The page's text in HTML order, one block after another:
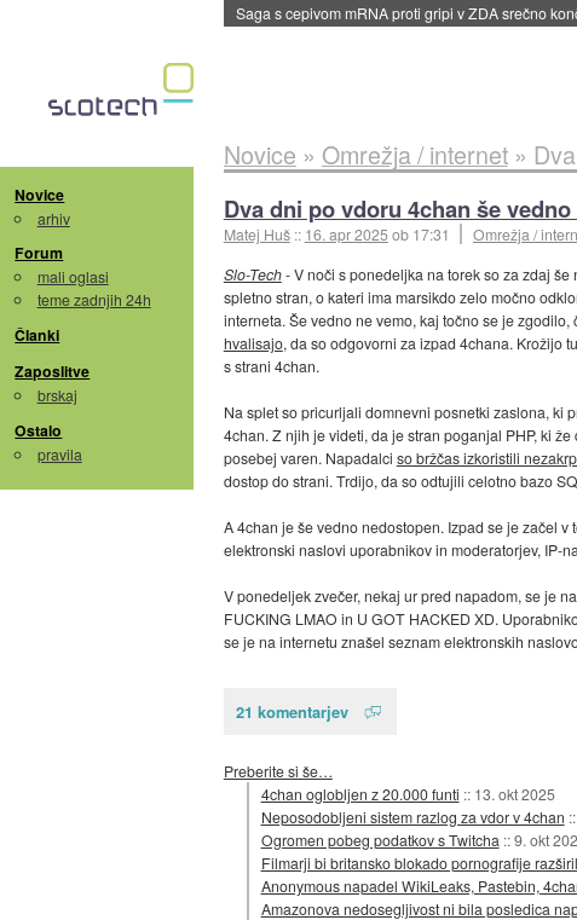
BMW v vozilih začel predvajati reklame::danes ob
Novice
arhiv
Forum
mali oglasi
teme zadnjih 24h
Članki
Zaposlitve
brskaj
Ostalo
pravila
Novice » Omrežja / internet»
Dva dni po vdoru 4chan še
Matej Huš :: 16. apr 2025ob 17:31
Omrežja /
Slo-Tech- V noči s ponedeljka na torek so za zdaj
spletno stran, o kateri ima marsikdo zelo močno
interneta. Še vedno ne vemo, kaj točno se je
hvalisajo, da so odgovorni za izpad 4chana. Krožijo
s strani 4chan.
Na splet so pricurljali domnevni posnetki zaslona, ki
4chan. Z njih je videti, da je stran poganjal PHP, ki
posebej varen. Napadalci so bržčas izkoristili
dostop do strani. Trdijo, da so odtujili celotno bazo
A 4chan je še vedno nedostopen. Izpad se je začel
elektronski naslovi uporabnikov in moderatorjev, IP-
V ponedeljek zvečer, nekaj ur pred napadom, se je
FUCKING LMAO in U GOT HACKED XD.
se je na internetu znašel seznam elektronskih
21 komentarjev
Preberite si še…
4chan oglobljen z 20.000 funti :: 13. okt 2025
Neposodobljeni sistem razlog za vdor v 4chan ::
Ogromen pobeg podatkov s Twitcha ::9. okt
Filmarji bi britansko blokado pornografije
Anonymous napadel WikiLeaks, Pastebin,
Amazonova nedosegljivost ni bila posledica